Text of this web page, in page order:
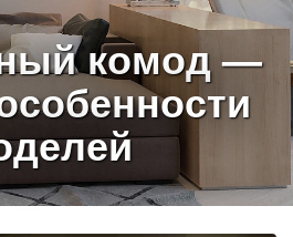
комод —